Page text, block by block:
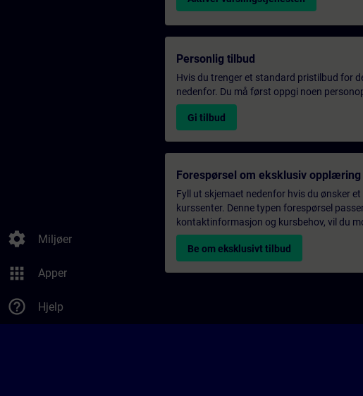
settings Miljøer
apps Apper
help_outline Hjelp
Personlig tilbud
Hvis du trenger et standard pristilbud for
nedenfor. Du må først oppgi noen
Gi tilbud
Forespørsel om eksklusiv opplæring
Fyll ut skjemaet nedenfor hvis du ønsker
kurssenter. Denne typen forespørsel
kontaktinformasjon og kursbehov, vil du
Be om eksklusivt tilbud